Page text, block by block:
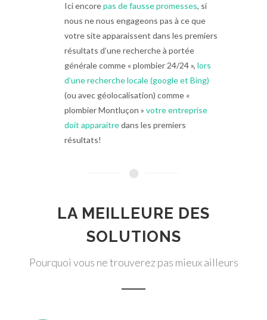
Ici encorepas de fausse promesses, si
nous ne nous engageons pas à ce que
votre site apparaissent dans les premiers
résultats d’une recherche à portée
générale comme « plombier 24/24 », lors
d’une recherche locale (google et Bing)
(ou avec géolocalisation) comme «
plombier Montluçon » votre entreprise
doit apparaitredans les premiers
résultats!
LA MEILLEURE DES
SOLUTIONS
Pourquoi vous ne trouverez pas mieux ailleurs